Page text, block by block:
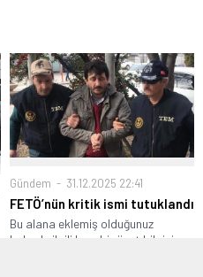
Gündem 31.12.2025 22:41
FETÖ’nün kritik ismi tutuklandı
Bu alana eklemiş olduğunuz
haberle ilgili kısa bir özet bilgisi...